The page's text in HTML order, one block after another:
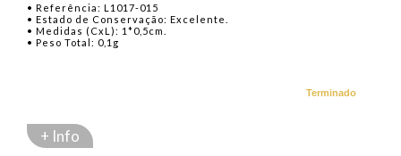
• Referência: L1017-015
• Estado de Conservação: Excelente.
• Medidas (CxL): 1*0,5cm.
• Peso Total: 0,1g
Terminado
+ Info